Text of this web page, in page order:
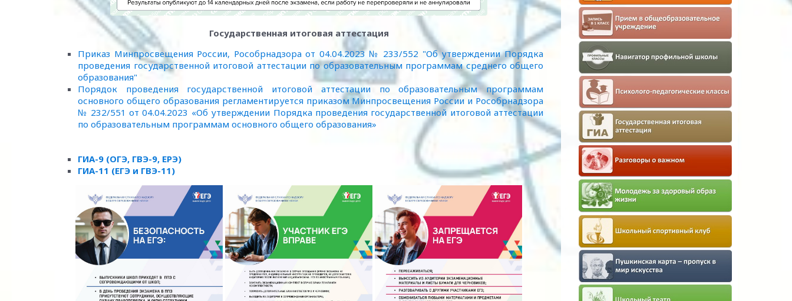
Государственная итоговая аттестация
Приказ Минпросвещения России, Рособрнадзора от 04.04.2023 № 233/552 "Об утверждении Порядка
проведения государственной итоговой аттестации по образовательным программам среднего общего
образования"
Порядок проведения государственной итоговой аттестации по образовательным программам
основного общего образования регламентируется приказом Минпросвещения России и Рособрнадзора
№ 232/551 от 04.04.2023 «Об утверждении Порядка проведения государственной итоговой аттестации
по образовательным программам основного общего образования»
ГИА-9 (ОГЭ, ГВЭ-9, ЕРЭ)
ГИА-11 (ЕГЭ и ГВЭ-11)